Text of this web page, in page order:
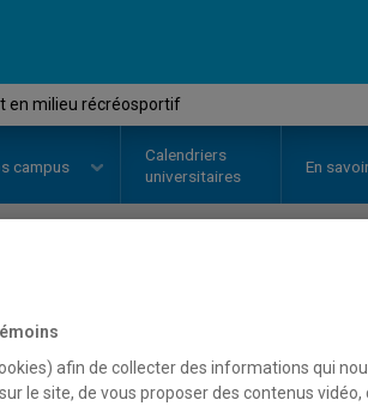
en milieu récréosportif
campus
Calendriers
universitaires
En
Stage de
afin de collecter des informations qui
le site, de vous proposer des contenus vidéo,